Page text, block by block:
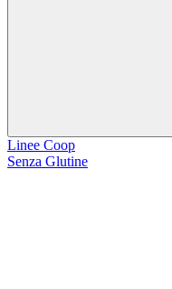
Linee Coop
Senza Glutine